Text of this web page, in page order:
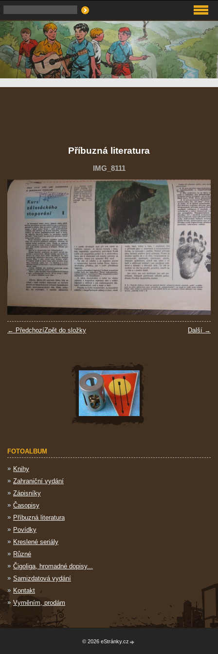
Příbuzná literatura
IMG_8111
← Předchozí Další →
Zpět do složky
FOTOALBUM
Knihy
Zahraniční vydání
Zápisníky
Časopisy
Příbuzná literatura
Povídky
Kreslené seriály
Různé
Čigoliga, hromadné dopisy...
Samizdatová vydání
Kontakt
Vyměním, prodám
© 2026 eStránky.cz